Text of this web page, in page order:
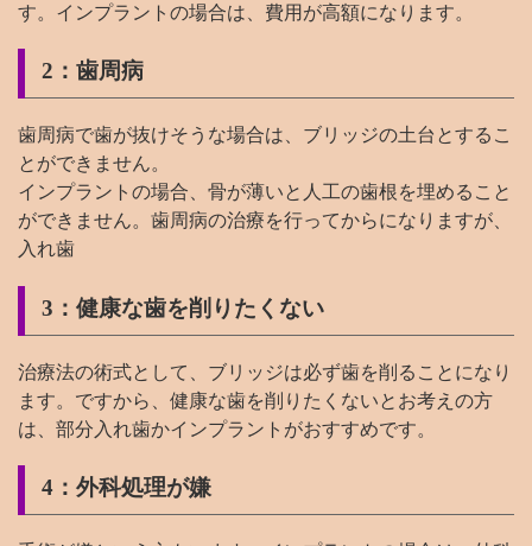
す。インプラントの場合は、費用が高額になります。
2：歯周病
歯周病で歯が抜けそうな場合は、ブリッジの土台とするこ
とができません。
インプラントの場合、骨が薄いと人工の歯根を埋めること
ができません。歯周病の治療を行ってからになりますが、
入れ歯
3：健康な歯を削りたくない
治療法の術式として、ブリッジは必ず歯を削ることになり
ます。ですから、健康な歯を削りたくないとお考えの方
は、部分入れ歯かインプラントがおすすめです。
4：外科処理が嫌